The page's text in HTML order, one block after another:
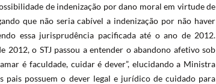
de indenização por dano moral em virtude de
que não seria cabível a indenização por não haver
essa jurisprudência pacificada até o ano de 2012.
2012, o STJ passou a entender o abandono afetivo sob
é faculdade, cuidar é dever”, elucidando a Ministra
pais possuem o dever legal e jurídico de cuidado para